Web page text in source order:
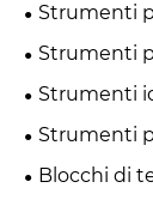
Strumenti
Strumenti
Strumenti
Strumenti
Blocchi di